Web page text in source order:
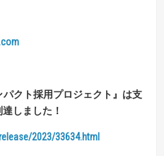
パクト採用プロジェクト 』 は支
しました！
2023/33634.html